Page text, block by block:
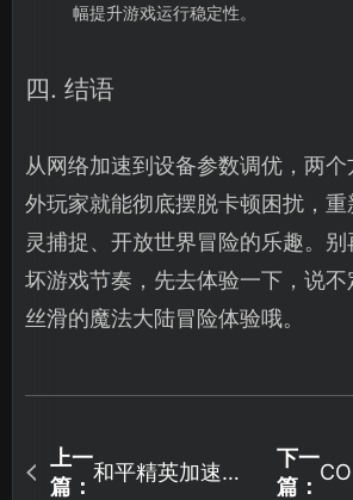
幅提升游戏运行稳定性。
四. 结语
从网络加速到设备参数调优，两
外玩家就能彻底摆脱卡顿困扰，
灵捕捉、开放世界冒险的乐趣。
坏游戏节奏，先去体验一下，说
丝滑的魔法大陆冒险体验哦。
上一
篇：
和平精英加速器
下一
篇：